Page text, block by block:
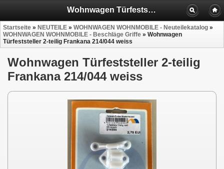
Wohnwagen Türfeststeller 2-teilig Frankana 214/044 weis
Startseite » NEUTEILE » WOHNWAGEN WOHNMOBILE - Neuteilekatalog »
WOHNWAGEN WOHNMOBILE - Beschläge Griffe » Wohnwagen
Türfeststeller 2-teilig Frankana 214/044 weiss
Wohnwagen Türfeststeller 2-teilig
Frankana 214/044 weiss